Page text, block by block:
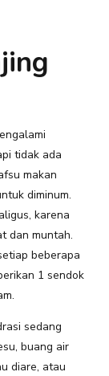
tidak ada
makan
diminum.
karena
dan muntah.
beberapa
1 sendok
sedang
buang air
diare, atau